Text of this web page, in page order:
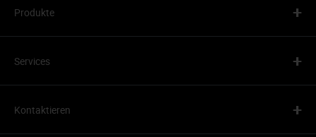
Produkte +
Services +
Kontaktieren +